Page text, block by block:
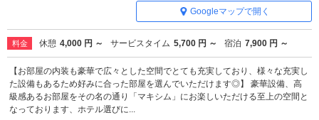
Googleマップで開く
料金 休憩 4,000 円 ～ サービスタイム 5,700 円 ～ 宿泊 7,900 円 ～
【お部屋の内装も豪華で広々とした空間でとても充実しており、様々な充実し
た設備もあるため好みに合った部屋を選んでいただけます◎】 豪華設備、高
級感あるお部屋をその名の通り「マキシム」にお楽しいただける至上の空間と
なっております、ホテル選びに...